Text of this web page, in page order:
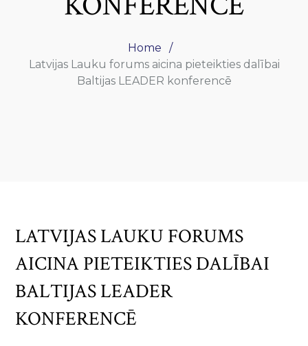
Home
Latvijas Lauku forums aicina pieteikties dalībai
Baltijas LEADER konferencē
LATVIJAS LAUKU FORUMS
AICINA PIETEIKTIES DALĪBAI
BALTIJAS LEADER
KONFERENCĒ